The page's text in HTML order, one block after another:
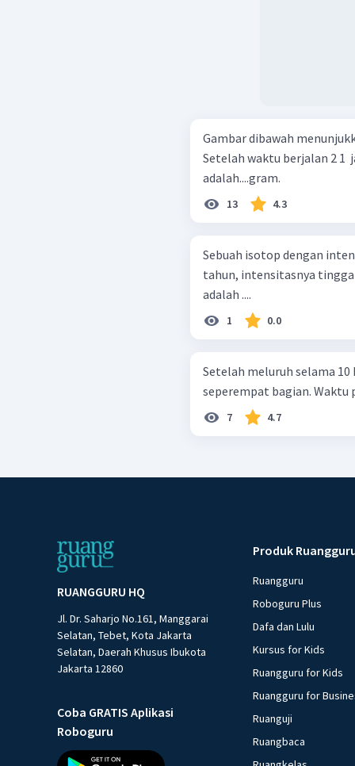
Gambar dibawah
Setelah waktu berjalan 2 1
adalah....gram.
13 4.3
Sebuah isotop dengan
tahun, intensitasnya
adalah ....
1 0.0
Setelah meluruh selama
seperempat bagian. Waktu
7 4.7
RUANGGURU HQ
Jl. Dr. Saharjo No.161, Manggarai
Selatan, Tebet, Kota Jakarta
Selatan, Daerah Khusus Ibukota
Jakarta 12860
Coba GRATIS Aplikasi
Roboguru
Produk
Ruangguru
Roboguru Plus
Dafa dan Lulu
Kursus for Kids
Ruangguru for Kids
Ruangguru for
Ruanguji
Ruangbaca